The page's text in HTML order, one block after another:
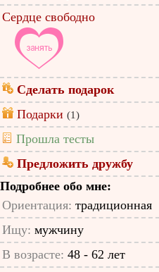
Сердце свободно
Сделать подарок
Подарки (1)
Прошла тесты
Предложить дружбу
Подробнее обо мне:
Ориентация: традиционная
Ищу: мужчину
В возрасте: 48 - 62 лет